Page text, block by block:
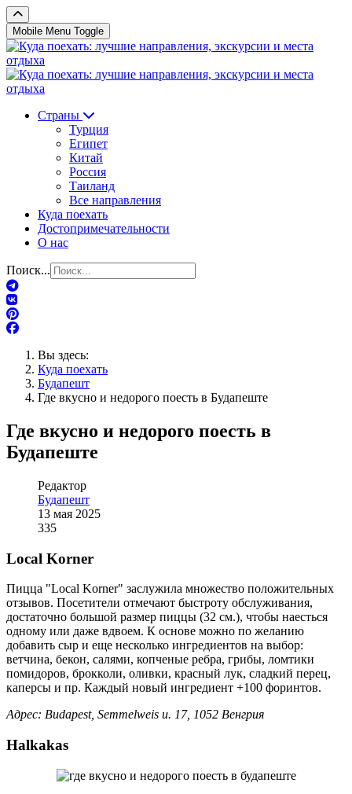
Mobile Menu Toggle
Страны
Турция
Египет
Китай
Россия
Таиланд
Все направления
Куда поехать
Достопримечательности
О нас
Поиск...
Вы здесь:
Куда поехать
Будапешт
Где вкусно и недорого поесть в Будапеште
Где вкусно и недорого поесть в
Будапеште
Редактор
Будапешт
13 мая 2025
335
Local Korner
Пицца "Local Korner" заслужила множество положительных
отзывов. Посетители отмечают быстроту обслуживания,
достаточно большой размер пиццы (32 см.), чтобы наесться
одному или даже вдвоем. К основе можно по желанию
добавить сыр и еще несколько ингредиентов на выбор:
ветчина, бекон, салями, копченые ребра, грибы, ломтики
помидоров, брокколи, оливки, красный лук, сладкий перец,
каперсы и пр. Каждый новый ингредиент +100 форинтов.
Адрес: Budapest, Semmelweis u. 17, 1052 Венгрия
Halkakas